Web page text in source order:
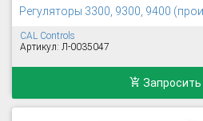
Регуляторы 3300, 9300, 9400
CAL Controls
Артикул: Л-0035047
Запросить